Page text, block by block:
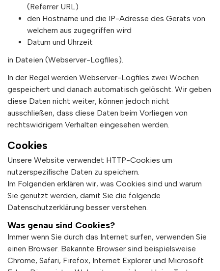
(Referrer URL)
den Hostname und die IP-Adresse des Geräts von
welchem aus zugegriffen wird
Datum und Uhrzeit
in Dateien (Webserver-Logfiles).
In der Regel werden Webserver-Logfiles zwei Wochen
gespeichert und danach automatisch gelöscht. Wir geben
diese Daten nicht weiter, können jedoch nicht
ausschließen, dass diese Daten beim Vorliegen von
rechtswidrigem Verhalten eingesehen werden.
Cookies
Unsere Website verwendet HTTP-Cookies um
nutzerspezifische Daten zu speichern.
Im Folgenden erklären wir, was Cookies sind und warum
Sie genutzt werden, damit Sie die folgende
Datenschutzerklärung besser verstehen.
Was genau sind Cookies?
Immer wenn Sie durch das Internet surfen, verwenden Sie
einen Browser. Bekannte Browser sind beispielsweise
Chrome, Safari, Firefox, Internet Explorer und Microsoft